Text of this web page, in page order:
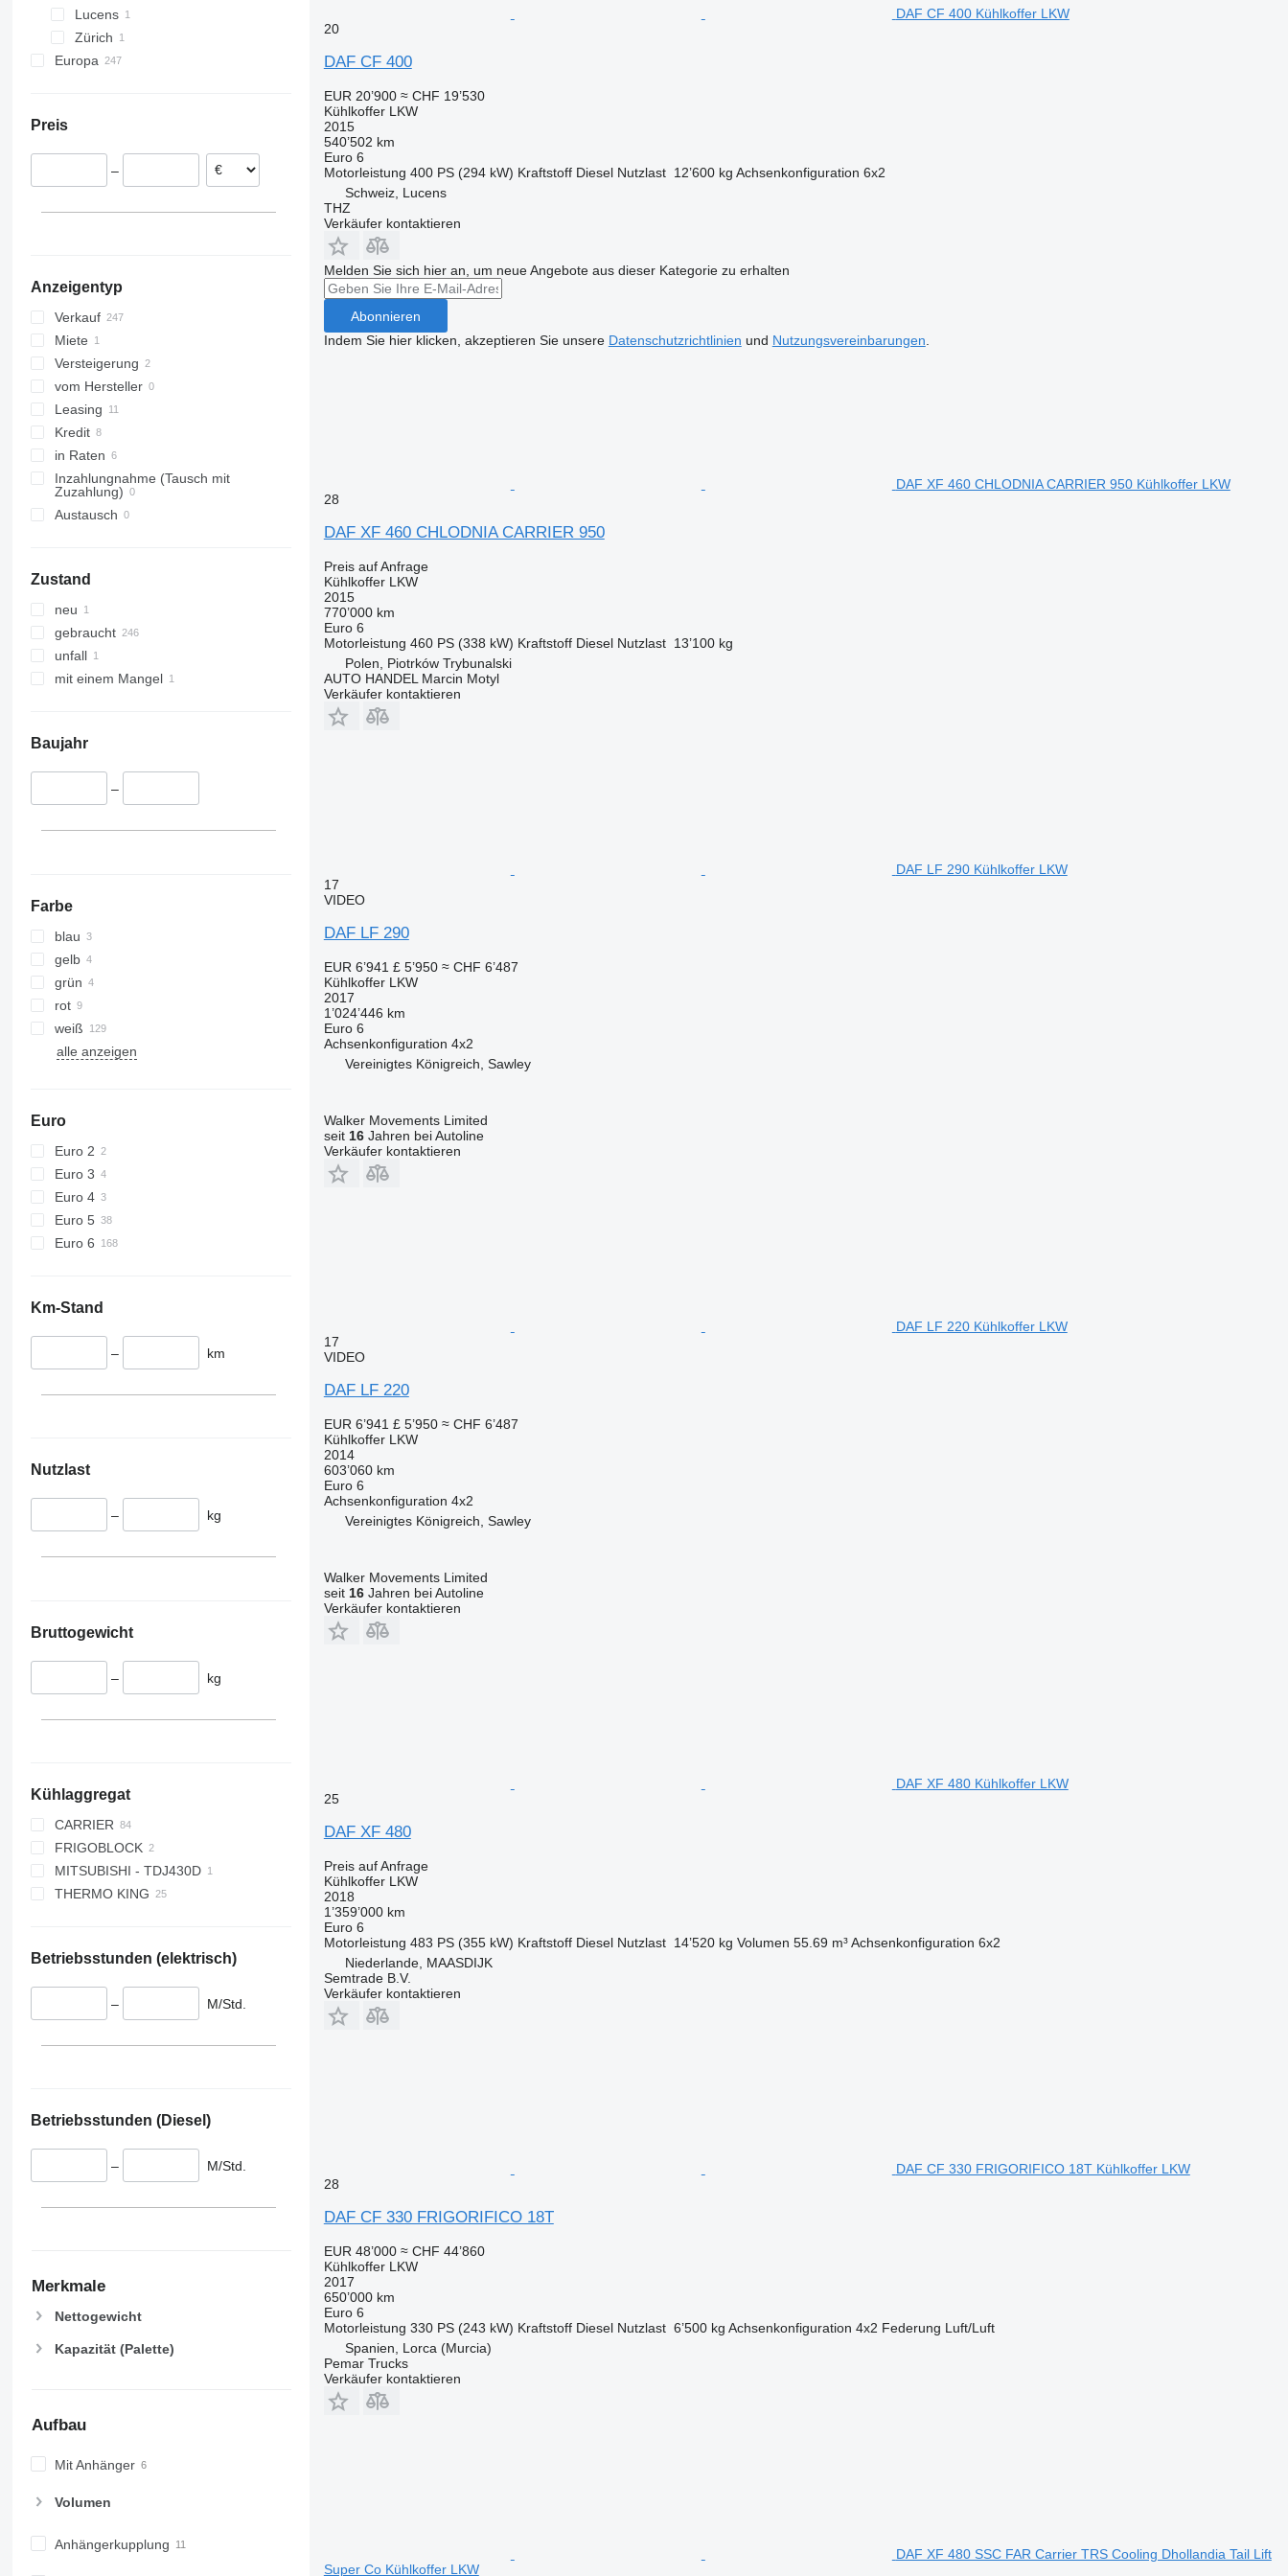
CF 450
CF 460
CF 480
Lucens
Zürich
Europa
Ungarn
Deutschland
Preis
–
Anzeigentyp
Verkauf
Miete
Versteigerung
vom Hersteller
Leasing
Kredit
in Raten
Inzahlungnahme (Tausch mit
Zuzahlung)
Austausch
Zustand
neu
gebraucht
unfall
mit einem Mangel
Baujahr
–
Farbe
blau
gelb
grün
rot
weiß
alle anzeigen
Euro
Euro 2
Euro 3
Euro 4
Euro 5
Euro 6
Km-Stand
– km
Nutzlast
– kg
Bruttogewicht
– kg
Kühlaggregat
CARRIER
SUPRA
SUPRA 550
SUPRA 750
SUPRA 850 MT
SUPRA 850 Silent
SUPRA 950
SUPRA 1050 Silent
SUPRA 1150
SUPRA 1150 MT
VECTOR 1850
XARIOS 600
FRIGOBLOCK
MITSUBISHI - TDJ430D
THERMO KING
T 1000R
T 1200R Spectrum
TS 500
Betriebsstunden (elektrisch)
– M/Std.
Betriebsstunden (Diesel)
– M/Std.
Merkmale
Nettogewicht
Kapazität (Palette)
Aufbau
Mit Anhänger
Volumen
Anhängerkupplung
DAF CF 400 Kühlkoffer LKW
20
DAF CF 400
EUR 20’900 ≈ CHF 19’530
Kühlkoffer LKW
2015
540’502 km
Euro 6
Motorleistung 400 PS (294 kW) Kraftstoff Diesel Nutzlast 12’600 kg Achsenkonfiguration 6x2
Schweiz, Lucens
THZ
Verkäufer kontaktieren
Melden Sie sich hier an, um neue Angebote aus dieser Kategorie zu erhalten
Abonnieren
Indem Sie hier klicken, akzeptieren Sie unsere Datenschutzrichtlinien und Nutzungsvereinbarungen
DAF XF 460 CHLODNIA CARRIER 950 Kühlkoffer LKW
28
DAF XF 460 CHLODNIA CARRIER 950
Preis auf Anfrage
Kühlkoffer LKW
2015
770’000 km
Euro 6
Motorleistung 460 PS (338 kW) Kraftstoff Diesel Nutzlast 13’100 kg
Polen, Piotrków Trybunalski
AUTO HANDEL Marcin Motyl
Verkäufer kontaktieren
DAF LF 290 Kühlkoffer LKW
17
VIDEO
DAF LF 290
EUR 6’941 £ 5’950 ≈ CHF 6’487
Kühlkoffer LKW
2017
1’024’446 km
Euro 6
Achsenkonfiguration 4x2
Vereinigtes Königreich, Sawley
Walker Movements Limited
seit 16Jahren bei Autoline
Verkäufer kontaktieren
DAF LF 220 Kühlkoffer LKW
17
VIDEO
DAF LF 220
EUR 6’941 £ 5’950 ≈ CHF 6’487
Kühlkoffer LKW
2014
603’060 km
Euro 6
Achsenkonfiguration 4x2
Vereinigtes Königreich, Sawley
Walker Movements Limited
seit 16Jahren bei Autoline
Verkäufer kontaktieren
DAF XF 480 Kühlkoffer LKW
25
DAF XF 480
Preis auf Anfrage
Kühlkoffer LKW
2018
1’359’000 km
Euro 6
Motorleistung 483 PS (355 kW) Kraftstoff Diesel Nutzlast 14’520 kg Volumen 55.69 m³ Achsenkonfiguration 6x2
Niederlande, MAASDIJK
Semtrade B.V.
Verkäufer kontaktieren
DAF CF 330 FRIGORIFICO 18T Kühlkoffer LKW
28
DAF CF 330 FRIGORIFICO 18T
EUR 48’000 ≈ CHF 44’860
Kühlkoffer LKW
2017
650’000 km
Euro 6
Motorleistung 330 PS (243 kW) Kraftstoff Diesel Nutzlast 6’500 kg Achsenkonfiguration 4x2 Federung Luft/Luft
Spanien, Lorca (Murcia)
Pemar Trucks
Verkäufer kontaktieren
DAF XF 480 SSC FAR Carrier TRS Cooling Dhollandia Tail Lift
Super Co Kühlkoffer LKW